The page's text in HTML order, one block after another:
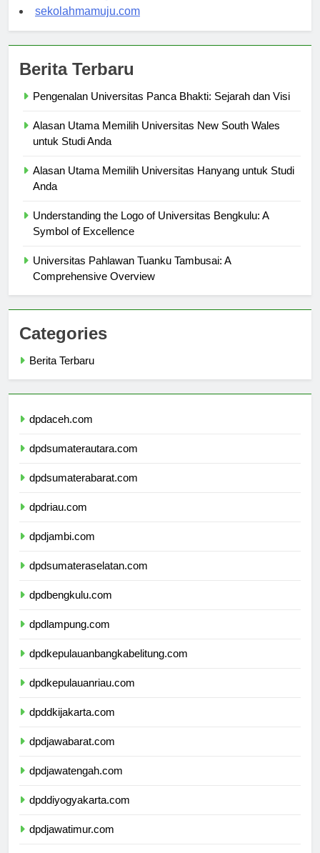
sekolahsorong.com
Alasan Utama Memilih Universitas New South Wales
Alasan Utama Memilih Universitas Hanyang untuk Studi
Understanding the Logo of Universitas Bengkulu: A
Universitas Pahlawan Tuanku Tambusai: A
Categories